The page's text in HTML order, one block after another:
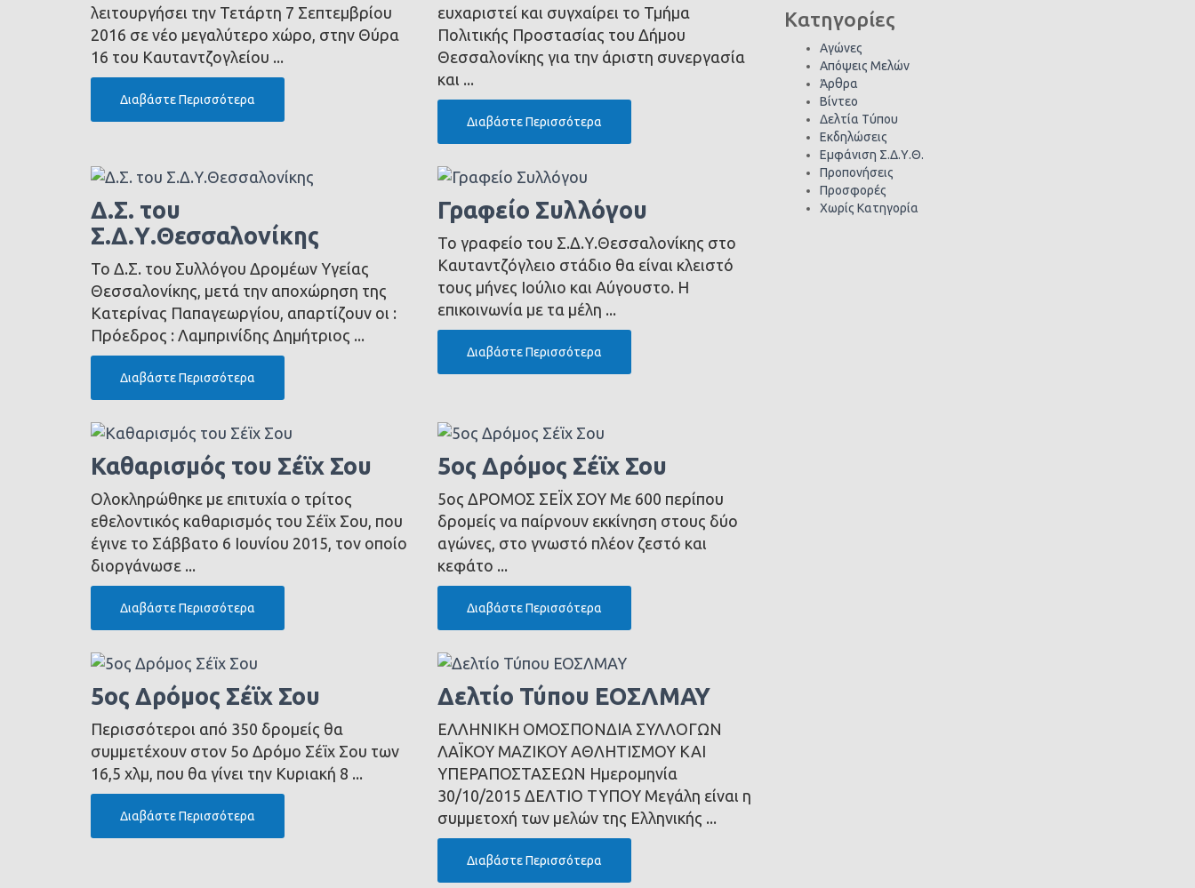
λειτουργήσει την Τετάρτη 7 Σεπτεμβρίου
2016 σε νέο μεγαλύτερο χώρο, στην Θύρα
16 του Καυταντζογλείου ...
Διαβάστε Περισσότερα
ευχαριστεί και συγχαίρει το Τμήμα
Πολιτικής Προστασίας του Δήμου
Θεσσαλονίκης για την άριστη συνεργασία
και ...
Διαβάστε Περισσότερα
Δ.Σ. του
Σ.Δ.Υ.Θεσσαλονίκης
Το Δ.Σ. του Συλλόγου Δρομέων Υγείας
Θεσσαλονίκης, μετά την αποχώρηση της
Κατερίνας Παπαγεωργίου, απαρτίζουν οι :
Πρόεδρος : Λαμπρινίδης Δημήτριος ...
Διαβάστε Περισσότερα
Γραφείο Συλλόγου
Το γραφείο του Σ.Δ.Υ.Θεσσαλονίκης στο
Καυταντζόγλειο στάδιο θα είναι κλειστό
τους μήνες Ιούλιο και Αύγουστο. Η
επικοινωνία με τα μέλη ...
Διαβάστε Περισσότερα
Καθαρισμός του Σέϊχ Σου
Ολοκληρώθηκε με επιτυχία ο τρίτος
εθελοντικός καθαρισμός του Σέϊχ Σου, που
έγινε το Σάββατο 6 Ιουνίου 2015, τον οποίο
διοργάνωσε ...
Διαβάστε Περισσότερα
5ος Δρόμος Σέϊχ Σου
5ος ΔΡΟΜΟΣ ΣΕΪΧ ΣΟΥ Με 600 περίπου
δρομείς να παίρνουν εκκίνηση στους δύο
αγώνες, στο γνωστό πλέον ζεστό και
κεφάτο ...
Διαβάστε Περισσότερα
5ος Δρόμος Σέϊχ Σου
Περισσότεροι από 350 δρομείς θα
συμμετέχουν στον 5ο Δρόμο Σέϊχ Σου των
16,5 χλμ, που θα γίνει την Κυριακή 8 ...
Διαβάστε Περισσότερα
Δελτίο Τύπου ΕΟΣΛΜΑΥ
ΕΛΛΗΝΙΚΗ ΟΜΟΣΠΟΝΔΙΑ ΣΥΛΛΟΓΩΝ
ΛΑΪΚΟΥ ΜΑΖΙΚΟΥ ΑΘΛΗΤΙΣΜΟΥ ΚΑΙ
ΥΠΕΡΑΠΟΣΤΑΣΕΩΝ Ημερομηνία
30/10/2015 ΔΕΛΤΙΟ ΤΥΠΟΥ Μεγάλη είναι η
συμμετοχή των μελών της Ελληνικής ...
Διαβάστε Περισσότερα
Κατηγορίες
Αγώνες
Απόψεις Μελών
Άρθρα
Βίντεο
Δελτία Τύπου
Εκδηλώσεις
Εμφάνιση Σ.Δ.Υ.Θ.
Προπονήσεις
Προσφορές
Χωρίς Κατηγορία